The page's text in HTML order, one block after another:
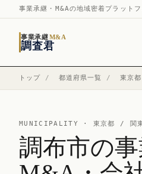
事業承継・M&Aの地域密着プラットフ
事業承継M&A
調査君
トップ / 都道府県一覧 / 東京都
MUNICIPALITY · 東京都 / 関
調布市の事